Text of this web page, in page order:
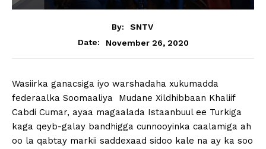
By:
SNTV
Date:
November 26, 2020
Wasiirka ganacsiga iyo warshadaha xukumadda
federaalka Soomaaliya Mudane Xildhibbaan Khaliif
Cabdi Cumar, ayaa magaalada Istaanbuul ee Turkiga
kaga qeyb-galay bandhigga cunnooyinka caalamiga ah
oo la qabtay markii saddexaad sidoo kale na ay ka soo